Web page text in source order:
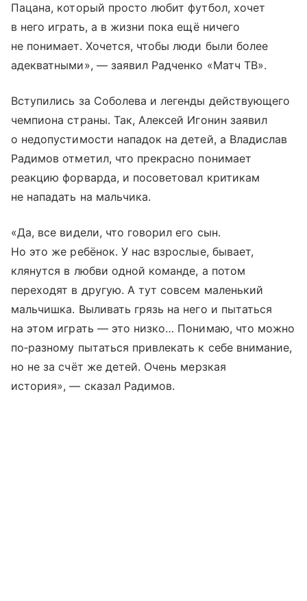
Пацана, который просто любит футбол, хочет
в него играть, а в жизни пока ещё ничего
не понимает. Хочется, чтобы люди были более
адекватными», — заявил Радченко «Матч ТВ».
Вступились за Соболева и легенды действующего
чемпиона страны. Так, Алексей Игонин заявил
о недопустимости нападок на детей, а Владислав
Радимов отметил, что прекрасно понимает
реакцию форварда, и посоветовал критикам
не нападать на мальчика.
«Да, все видели, что говорил его сын.
Но это же ребёнок. У нас взрослые, бывает,
клянутся в любви одной команде, а потом
переходят в другую. А тут совсем маленький
мальчишка. Выливать грязь на него и пытаться
на этом играть — это низко… Понимаю, что можно
по‑разному пытаться привлекать к себе внимание,
но не за счёт же детей. Очень мерзкая
история», — сказал Радимов.